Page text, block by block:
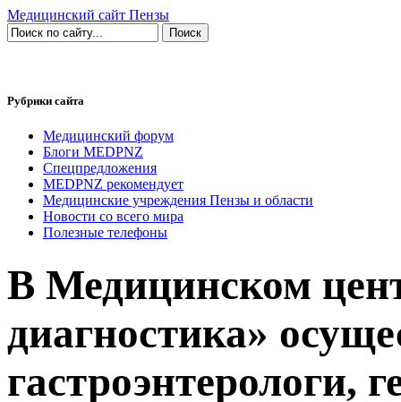
Медицинский сайт Пензы
Рубрики сайта
Медицинский форум
Блоги MEDPNZ
Спецпредложения
MEDPNZ рекомендует
Медицинские учреждения Пензы и области
Новости со всего мира
Полезные телефоны
В Медицинском
диагностика»
гастроэнтерологи,